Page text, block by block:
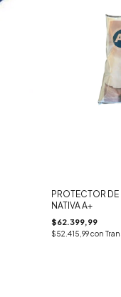
PROTECTOR
NATIVA A+
$62.399,99
$52.415,99con